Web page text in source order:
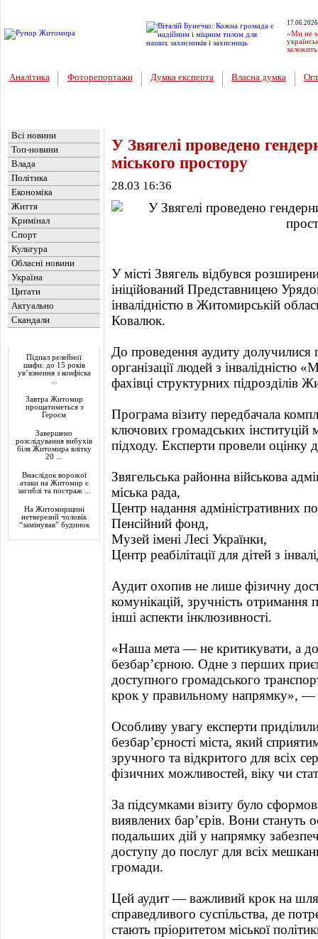
«Ми не
Аналітика Фоторепортажи Думка експерта Власна думка
Всі новини
Топ-новини
Влада
Політика
Економіка
Життя
Кримінал
Спорт
Культура
Обласні новини
Україна
Цитати
Актуально
Скандали
Підпал релейної
шафи: до 15 років
ув’язнення з конфіска
Завтра Житомир
прощатиметься з
Героєм
Завершено
розслідування вибухів
біля Житомира влітку
20 ...
Внаслідок ворожої
атаки на Житомир є
загиблі та постраж ...
На Житомирщині
нетверезий чоловік
“замінував” будинок
У Звягелі проведено
міського простору
28.03 16:36
У місті Звягель відбувся
ініційований Представницею
інвалідністю в Житомирській
Ковалюк.
До проведення аудиту долучилися
організації людей з інвалідністю
фахівці структурних підрозділів
Програма візиту передбачала
ключових громадських інституцій
підходу. Експерти провели оцінку
Звягельська районна військова
міська рада,
Центр надання адміністративних
Пенсійний фонд,
Музей імені Лесі Українки,
Центр реабілітації для дітей з
Аудит охопив не лише фізичну
комунікацій, зручність отримання
інші аспекти інклюзивності.
«Наша мета — не критикувати, а
безбар’єрною. Одне з перших
доступного громадського
крок у правильному напрямку», —
Особливу увагу експерти
безбар’єрності міста, який
зручного та відкритого для всіх
фізичних можливостей, віку чи
За підсумками візиту було
виявлених бар’єрів. Вони стануть
подальших дій у напрямку
доступу до послуг для всіх
громади.
Цей аудит — важливий крок на
справедливого суспільства, де
стають пріоритетом міської